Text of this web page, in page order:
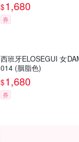
$1,680
券
西班牙ELOSEGUI 女
014 (胭脂色)
$1,680
券